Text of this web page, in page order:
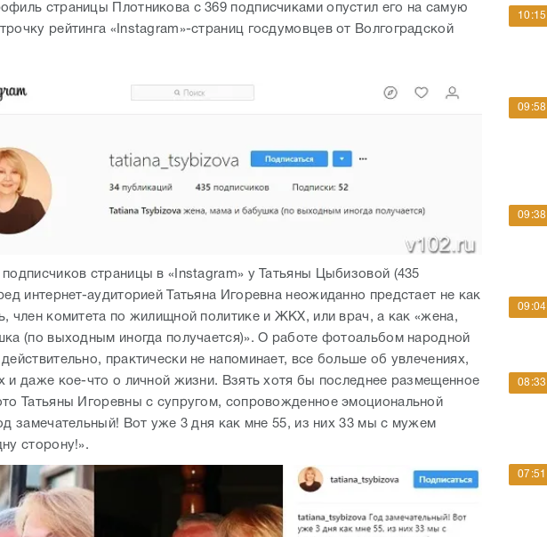
страницы Плотникова с 369 подписчиками опустил его на самую
рейтинга «Instagram»-страниц госдумовцев от Волгоградской
страницы в «Instagram» у Татьяны Цыбизовой (435
интернет-аудиторией Татьяна Игоревна неожиданно предстает не как
член комитета по жилищной политике и ЖКХ, или врач, а как «жена,
(по выходным иногда получается)». О работе фотоальбом народной
практически не напоминает, все больше об увлечениях,
и даже кое-что о личной жизни. Взять хотя бы последнее размещенное
Татьяны Игоревны с супругом, сопровожденное эмоциональной
замечательный! Вот уже 3 дня как мне 55, из них 33 мы с мужем
сторону!».
10:15
09:58
09:38
09:04
08:33
07:51